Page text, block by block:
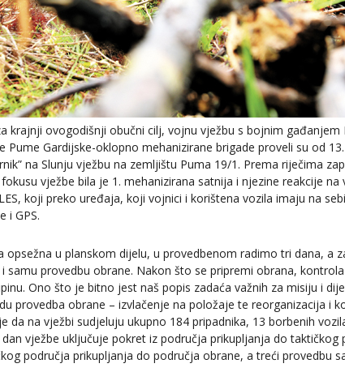
krajnji ovogodišnji obučni cilj, vojnu vježbu s bojnim gađanjem
Pume Gardijske-oklopno mehanizirane brigade proveli su od
na Slunju vježbu na zemljištu Puma 19/1. Prema riječima
vježbe bila je 1. mehanizirana satnija i njezine reakcije na
koji preko uređaja, koji vojnici i korištena vozila imaju na
i GPS.
opsežna u planskom dijelu, u provedbenom radimo tri dana, a
samu provedbu obrane. Nakon što se pripremi obrana,
Ono što je bitno jest naš popis zadaća važnih za misiju i
provedba obrane – izvlačenje na položaje te reorganizacija i
da na vježbi sudjeluju ukupno 184 pripadnika, 13 borbenih
vježbe uključuje pokret iz područja prikupljanja do taktičkog
područja prikupljanja do područja obrane, a treći provedbu